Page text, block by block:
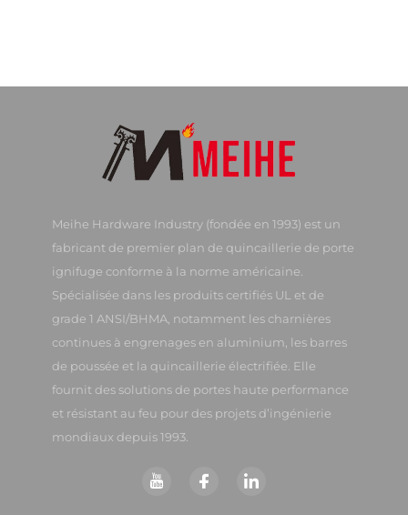
Meihe Hardware Industry (fondée en 1993) est un
fabricant de premier plan de quincaillerie de porte
ignifuge conforme à la norme américaine.
Spécialisée dans les produits certifiés UL et de
grade 1 ANSI/BHMA, notamment les charnières
continues à engrenages en aluminium, les barres
de poussée et la quincaillerie électrifiée. Elle
fournit des solutions de portes haute performance
et résistant au feu pour des projets d’ingénierie
mondiaux depuis 1993.